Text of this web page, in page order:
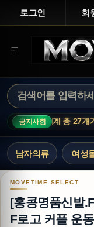
로그인 회
공지사항
까르띠에 시계 총 27개가
남자의류 여성
[홍콩명품신발
[홍콩명품신발
F로고 커플 운